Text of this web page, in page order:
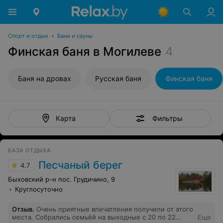
Спорт и отдых • Бани и сауны
Финская баня в Могилеве 4
Баня на дровах Русская баня Финская баня
Карта Фильтры
БАЗА ОТДЫХА
4.7 Песчаный берег
Быховский р-н пос. Грудичино, 9
Круглосуточно
Отзыв. Очень приятные впечатления получили от этого
места. Собрались семьёй на выходные с 20 по 22
Еще